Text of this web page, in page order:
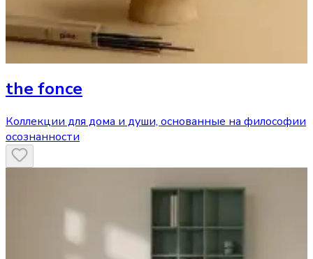
the fonce
Коллекции для дома и души, основанные на философии
осознанности